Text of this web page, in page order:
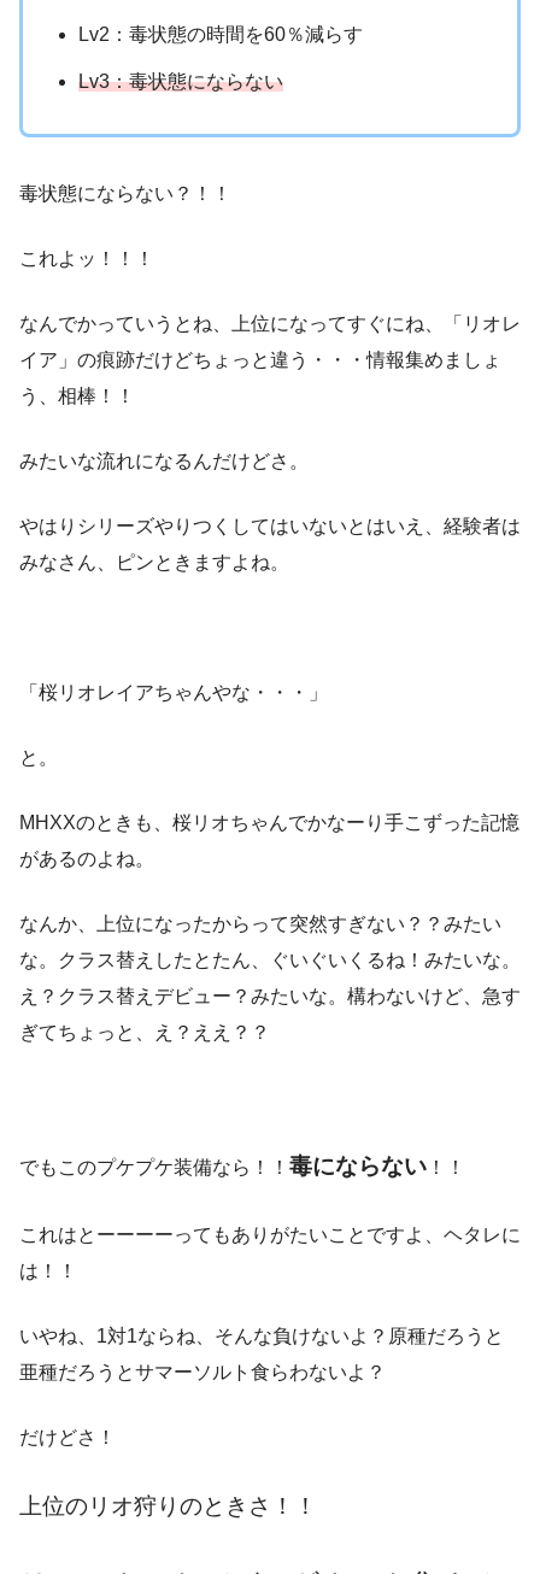
Lv2：毒状態の時間を60％減らす
Lv3：毒状態にならない
毒状態にならない？！！
これよッ！！！
なんでかっていうとね、上位になってすぐにね、「リオレ
イア」の痕跡だけどちょっと違う・・・情報集めましょ
う、相棒！！
みたいな流れになるんだけどさ。
やはりシリーズやりつくしてはいないとはいえ、経験者は
みなさん、ピンときますよね。
「桜リオレイアちゃんやな・・・」
と。
MHXXのときも、桜リオちゃんでかなーり手こずった記憶
があるのよね。
なんか、上位になったからって突然すぎない？？みたい
な。クラス替えしたとたん、ぐいぐいくるね！みたいな。
え？クラス替えデビュー？みたいな。構わないけど、急す
ぎてちょっと、え？ええ？？
でもこのプケプケ装備なら！！ 毒にならない ！！
これはとーーーーってもありがたいことですよ、ヘタレに
は！！
いやね、1対1ならね、そんな負けないよ？原種だろうと
亜種だろうとサマーソルト食らわないよ？
だけどさ！
上位のリオ狩りのときさ！！